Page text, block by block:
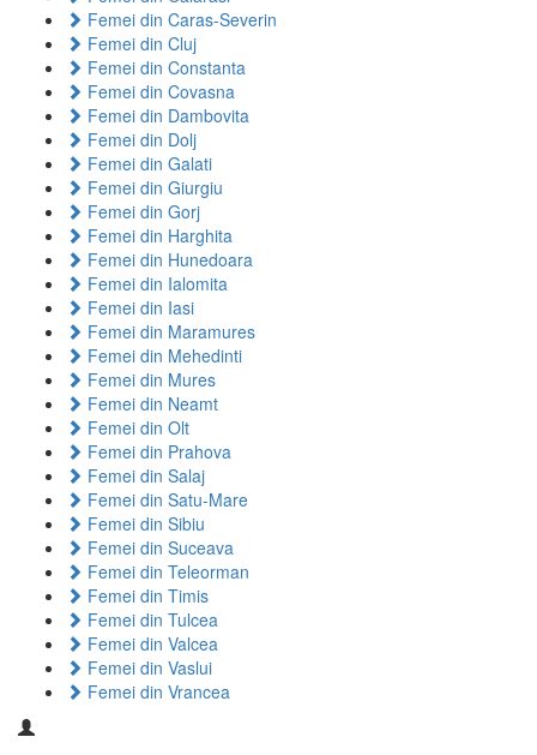
Femei din Caras-Severin
Femei din Cluj
Femei din Constanta
Femei din Covasna
Femei din Dambovita
Femei din Dolj
Femei din Galati
Femei din Giurgiu
Femei din Gorj
Femei din Harghita
Femei din Hunedoara
Femei din Ialomita
Femei din Iasi
Femei din Maramures
Femei din Mehedinti
Femei din Mures
Femei din Neamt
Femei din Olt
Femei din Prahova
Femei din Salaj
Femei din Satu-Mare
Femei din Sibiu
Femei din Suceava
Femei din Teleorman
Femei din Timis
Femei din Tulcea
Femei din Valcea
Femei din Vaslui
Femei din Vrancea